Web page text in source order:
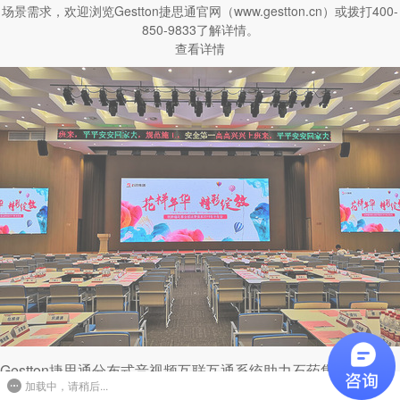
场景需求，欢迎浏览Gestton捷思通官网（www.gestton.cn）或拨打400-
850-9833了解详情。
查看详情
Gestton捷思通分布式音视频互联互通系统助力石药集团健康大
厦建设加载中，请稍后...